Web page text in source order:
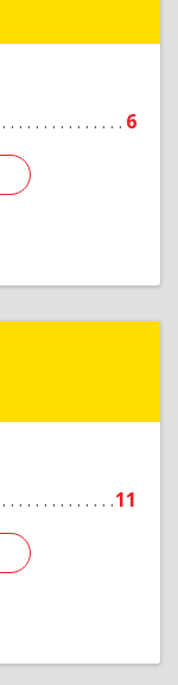
6
Подробнее
11